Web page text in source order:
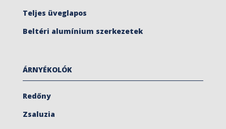
Teljes üveglapos
Beltéri alumínium szerkezetek
ÁRNYÉKOLÓK
Redőny
Zsaluzia